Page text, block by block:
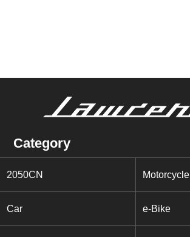
Category
2050CN Motorcycle
Car e-Bike